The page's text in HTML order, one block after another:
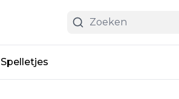
Spelletjes